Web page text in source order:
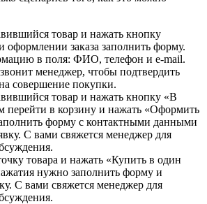
товар и нажать кнопку
оформлении заказа заполнить форму.
в поля: ФИО, телефон и e-mail.
менеджер, чтобы подтвердить
совершение покупки.
товар и нажать кнопку «В
перейти в корзину и нажать «Оформить
форму с контактными данными
С вами свяжется менеджер для
товара и нажать «Купить в один
нужно заполнить форму и
С вами свяжется менеджер для